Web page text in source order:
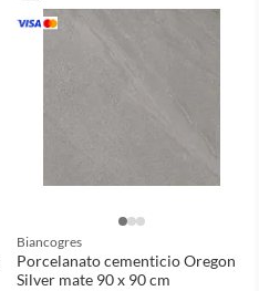
Biancogres
Porcelanato cementicio Oregon
Silver mate 90 x 90 cm